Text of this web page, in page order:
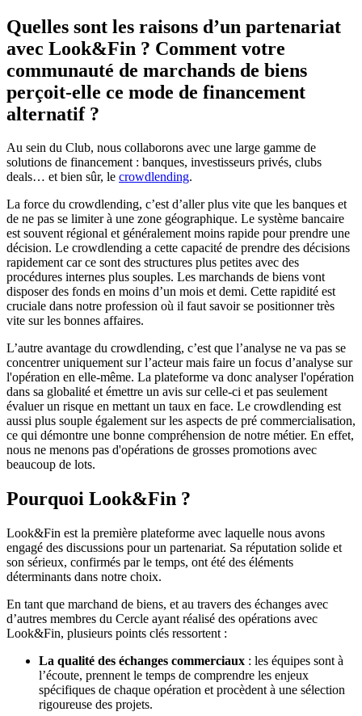
Quelles sont les raisons d’un partenariat
avec Look&Fin ? Comment votre
communauté de marchands de biens
perçoit-elle ce mode de financement
alternatif ?
Au sein du Club, nous collaborons avec une large gamme de
solutions de financement : banques, investisseurs privés, clubs
deals… et bien sûr, le crowdlending.
La force du crowdlending, c’est d’aller plus vite que les banques et
de ne pas se limiter à une zone géographique. Le système bancaire
est souvent régional et généralement moins rapide pour prendre une
décision. Le crowdlending a cette capacité de prendre des décisions
rapidement car ce sont des structures plus petites avec des
procédures internes plus souples. Les marchands de biens vont
disposer des fonds en moins d’un mois et demi. Cette rapidité est
cruciale dans notre profession où il faut savoir se positionner très
vite sur les bonnes affaires.
L’autre avantage du crowdlending, c’est que l’analyse ne va pas se
concentrer uniquement sur l’acteur mais faire un focus d’analyse sur
l'opération en elle-même. La plateforme va donc analyser l'opération
dans sa globalité et émettre un avis sur celle-ci et pas seulement
évaluer un risque en mettant un taux en face. Le crowdlending est
aussi plus souple également sur les aspects de pré commercialisation,
ce qui démontre une bonne compréhension de notre métier. En effet,
nous ne menons pas d'opérations de grosses promotions avec
beaucoup de lots.
Pourquoi Look&Fin ?
Look&Fin est la première plateforme avec laquelle nous avons
engagé des discussions pour un partenariat. Sa réputation solide et
son sérieux, confirmés par le temps, ont été des éléments
déterminants dans notre choix.
En tant que marchand de biens, et au travers des échanges avec
d’autres membres du Cercle ayant réalisé des opérations avec
Look&Fin, plusieurs points clés ressortent :
La qualité des échanges commerciaux : les équipes sont à
l’écoute, prennent le temps de comprendre les enjeux
spécifiques de chaque opération et procèdent à une sélection
rigoureuse des projets.